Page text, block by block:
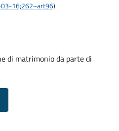
03-16;262~art96)
di matrimonio da parte di